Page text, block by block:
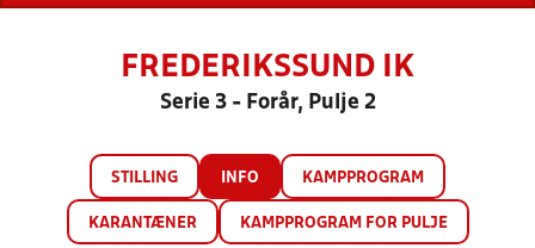
FREDERIKSSUND IK
Serie 3 - Forår, Pulje 2
STILLING INFO KAMPPROGRAM
KARANTÆNER KAMPPROGRAM FOR PULJE